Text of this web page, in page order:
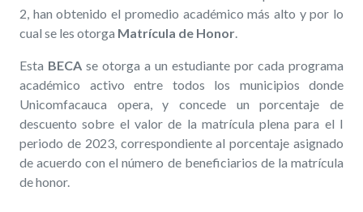
2, han obtenido el promedio académico más alto y por lo
cual se les otorga Matrícula de Honor
Esta BECA se otorga a un estudiante por cada programa
académico activo entre todos los municipios donde
Unicomfacauca opera, y concede un porcentaje de
descuento sobre el valor de la matrícula plena para el I
periodo de 2023, correspondiente al porcentaje asignado
de acuerdo con el número de beneficiarios de la matrícula
de honor.